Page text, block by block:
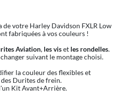
de votre Harley Davidson FXLR Low
fabriquées à vos couleurs !
Aviation, les viset les rondelles.
suivant le montage choisi.
la couleur des flexibles et
Durites de frein.
Kit Avant+Arrière.